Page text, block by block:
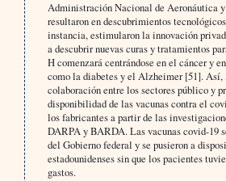
Administración Nacional de Aeronáutica
resultaron en descubrimientos
instancia, estimularon la innovación
a descubrir nuevas curas y tratamientos
H comenzará centrándose en el cáncer y
como la diabetes y el Alzheimer [51].
colaboración entre los sectores público y
disponibilidad de las vacunas contra el
los fabricantes a partir de las
DARPA y BARDA. Las vacunas covid-19
del Gobierno federal y se pusieron a
estadounidenses sin que los pacientes
gastos.